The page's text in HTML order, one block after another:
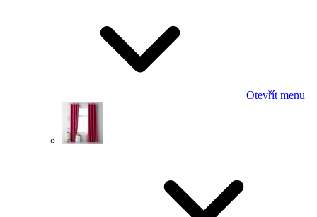
Otevřít menu